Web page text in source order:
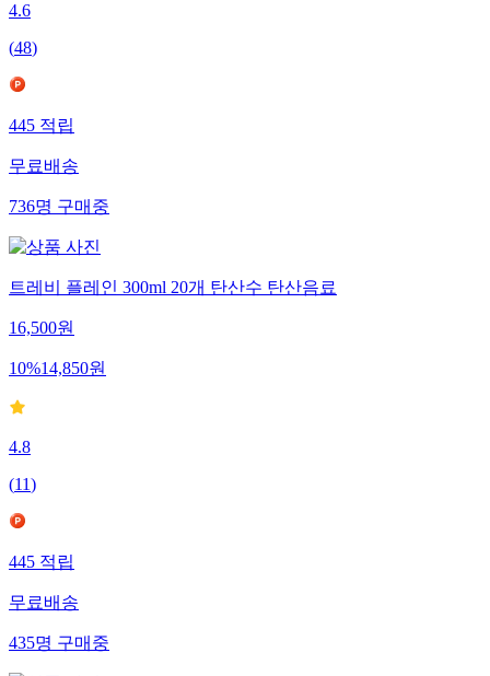
4.6
(48)
445 적립
무료배송
736명 구매중
트레비 플레인 300ml 20개 탄산수 탄산음료
16,500원
10%14,850원
4.8
(11)
445 적립
무료배송
435명 구매중